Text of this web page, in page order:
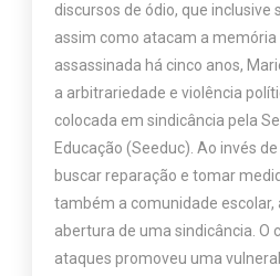
discursos de ódio, que inclusive
assim como atacam a memória
assassinada há cinco anos,
a arbitrariedade e violência
colocada em sindicância pela
Educação (Seeduc). Ao invés
buscar reparação e tomar
também a comunidade escolar,
abertura de uma sindicância. O
ataques promoveu uma